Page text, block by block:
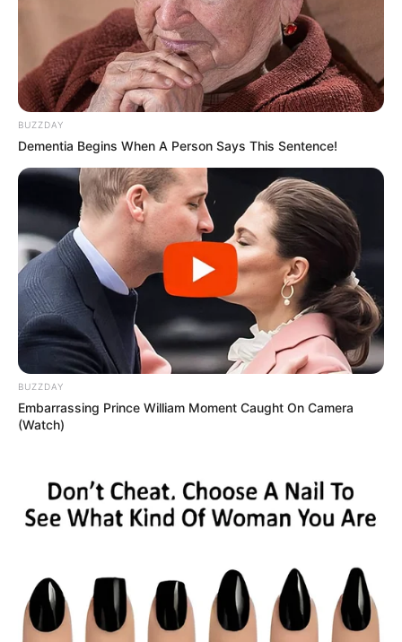
BUZZDAY
Dementia Begins When A Person Says This Sentence!
BUZZDAY
Embarrassing Prince William Moment Caught On Camera
(Watch)